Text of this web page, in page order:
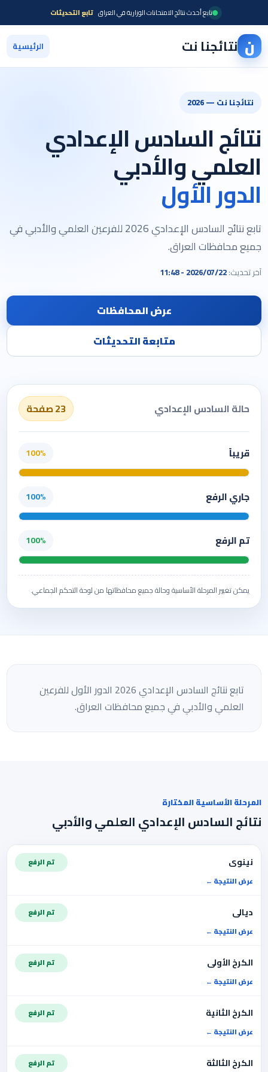
تابع أحدث نتائج الامتحانات الوزارية في العراق تابع التحديثات
ن نتائجنا نت الرئيسية
نتائجنا نت — 2026
نتائج السادس الإعدادي
العلمي والأدبي
الدور الأول
تابع نتائج السادس الإعدادي 2026 للفرعين العلمي والأدبي في
جميع محافظات العراق.
آخر تحديث:2026/07/22 - 11:48
عرض المحافظات
متابعة التحديثات
حالة السادس الإعدادي 23 صفحة
قريباً 100%
جاري الرفع 100%
تم الرفع 100%
يمكن تغيير المرحلة الأساسية وحالة جميع محافظاتها من لوحة التحكم الجماعي.
تابع نتائج السادس الإعدادي 2026 الدور الأول للفرعين
العلمي والأدبي في جميع محافظات العراق.
المرحلة الأساسية المختارة
نتائج السادس الإعدادي العلمي والأدبي
نينوى
تم الرفع
عرض النتيجة
ديالى
تم الرفع
عرض النتيجة
الكرخ الأولى
تم الرفع
عرض النتيجة
الكرخ الثانية
تم الرفع
عرض النتيجة
الكرخ الثالثة تم الرفع